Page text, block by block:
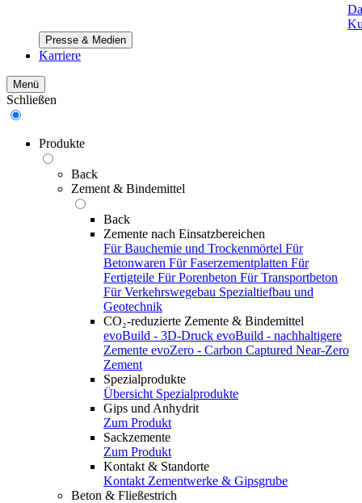
Presse & Medien
Karriere
Menü
Schließen
Produkte
Back
Zement & Bindemittel
Back
Zemente nach Einsatzbereichen
Für Bauchemie und Trockenmörtel Für
Betonwaren Für Faserzementplatten Für
Fertigteile Für Porenbeton Für Transportbeton
Für Verkehrswegebau Spezialtiefbau und
Geotechnik
CO₂-reduzierte Zemente & Bindemittel
evoBuild - 3D-Druck evoBuild - nachhaltigere
Zemente evoZero - Carbon Captured Near-Zero
Zement
Spezialprodukte
Übersicht Spezialprodukte
Gips und Anhydrit
Zum Produkt
Sackzemente
Zum Produkt
Kontakt & Standorte
Kontakt Zementwerke & Gipsgrube
Beton & Fließestrich